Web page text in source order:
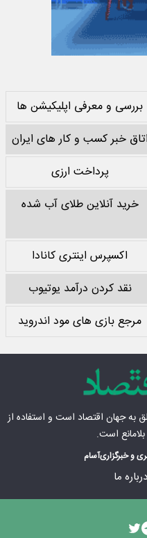
بررسی و معرفی اپلیکیشن ها
اتاق خبر کسب و کار های ایران
پرداخت ارزی
خرید آنلاین طلای آب شده
اکسپرس اینتری کانادا
نقد کردن درآمد یوتیوب
مرجع بازی های مود اندروید
بهجهان اقتصاد است و استفاده از
است.
و خبرگزاریآسام
درباره ما